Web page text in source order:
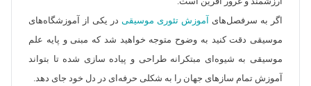
اگر به سرفصل‌های
آموزش تئوری موسیقی در یکی از آموزشگاه‌های
موسیقی دقت کنید به وضوح متوجه خواهید شد که مبنی و پایه علم
موسیقی به شیوه‌ای مبتکرانه طراحی و پیاده سازی شده تا بتواند
آموزش تمام ساز‌های جهان را به شکلی حرفه‌ای در دل خود جای دهد.